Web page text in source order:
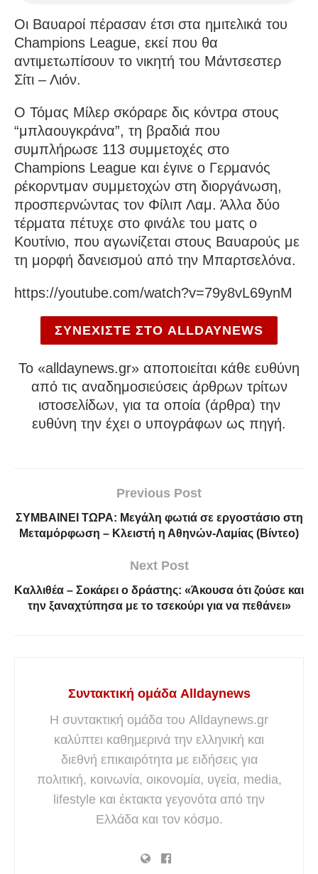
Οι Βαυαροί πέρασαν έτσι στα ημιτελικά του
Champions League, εκεί που θα
αντιμετωπίσουν το νικητή του Μάντσεστερ
Σίτι – Λιόν.
Ο Τόμας Μίλερ σκόραρε δις κόντρα στους
“μπλαουγκράνα”, τη βραδιά που
συμπλήρωσε 113 συμμετοχές στο
Champions League και έγινε ο Γερμανός
ρέκορντμαν συμμετοχών στη διοργάνωση,
προσπερνώντας τον Φίλιπ Λαμ. Άλλα δύο
τέρματα πέτυχε στο φινάλε του ματς ο
Κουτίνιο, που αγωνίζεται στους Βαυαρούς με
τη μορφή δανεισμού από την Μπαρτσελόνα.
https://youtube.com/watch?v=79y8vL69ynM
ΣΥΝΕΧΙΣΤΕ ΣΤΟ ALLDAYNEWS
To «alldaynews.gr» αποποιείται κάθε ευθύνη
από τις αναδημοσιεύσεις άρθρων τρίτων
ιστοσελίδων, για τα οποία (άρθρα) την
ευθύνη την έχει ο υπογράφων ως πηγή.
Previous Post
ΣΥΜΒΑΙΝΕΙ ΤΩΡΑ: Μεγάλη φωτιά σε εργοστάσιο στη
Μεταμόρφωση – Κλειστή η Αθηνών-Λαμίας (Βίντεο)
Next Post
Καλλιθέα – Σοκάρει ο δράστης: «Άκουσα ότι ζούσε και
την ξαναχτύπησα με το τσεκούρι για να πεθάνει»
Συντακτική ομάδα Alldaynews
Η συντακτική ομάδα του Alldaynews.gr
καλύπτει καθημερινά την ελληνική και
διεθνή επικαιρότητα με ειδήσεις για
πολιτική, κοινωνία, οικονομία, υγεία, media,
lifestyle και έκτακτα γεγονότα από την
Ελλάδα και τον κόσμο.